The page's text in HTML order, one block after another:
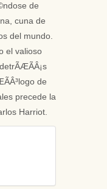
de
cuna de
del mundo.
el valioso
de
precede la
Harriot.